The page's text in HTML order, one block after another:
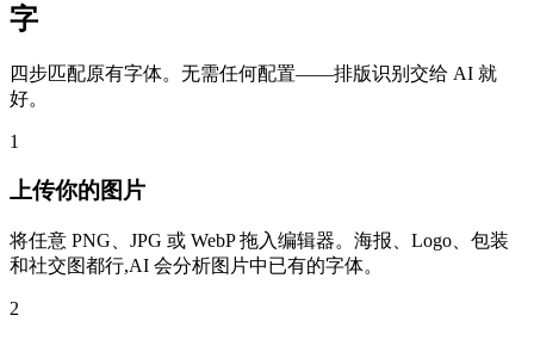
字
四步匹配原有字体。无需任何配置——排版识别交给 AI 就
好。
1
上传你的图片
将任意 PNG、JPG 或 WebP 拖入编辑器。海报、Logo、包装
和社交图都行,AI 会分析图片中已有的字体。
2